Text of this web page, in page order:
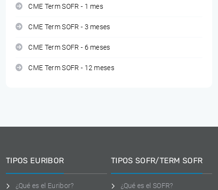
CME Term SOFR - 1 mes
CME Term SOFR - 3 meses
CME Term SOFR - 6 meses
CME Term SOFR - 12 meses
TIPOS EURIBOR
¿Qué es el Euribor?
TIPOS SOFR/TERM SOFR
¿Qué es el SOFR?